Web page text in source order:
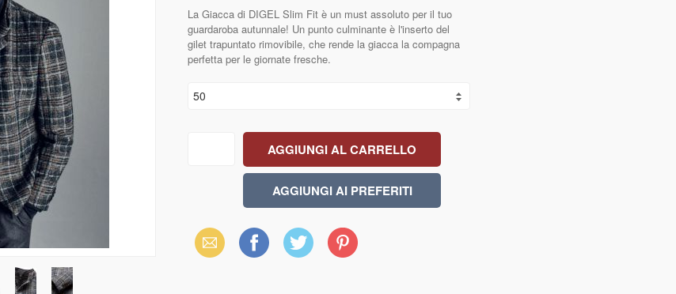
La Giacca di DIGEL Slim Fit è un must assoluto per il tuo
guardaroba autunnale! Un punto culminante è l'inserto del
gilet trapuntato rimovibile, che rende la giacca la compagna
perfetta per le giornate fresche.
Email Facebook X Pinterest